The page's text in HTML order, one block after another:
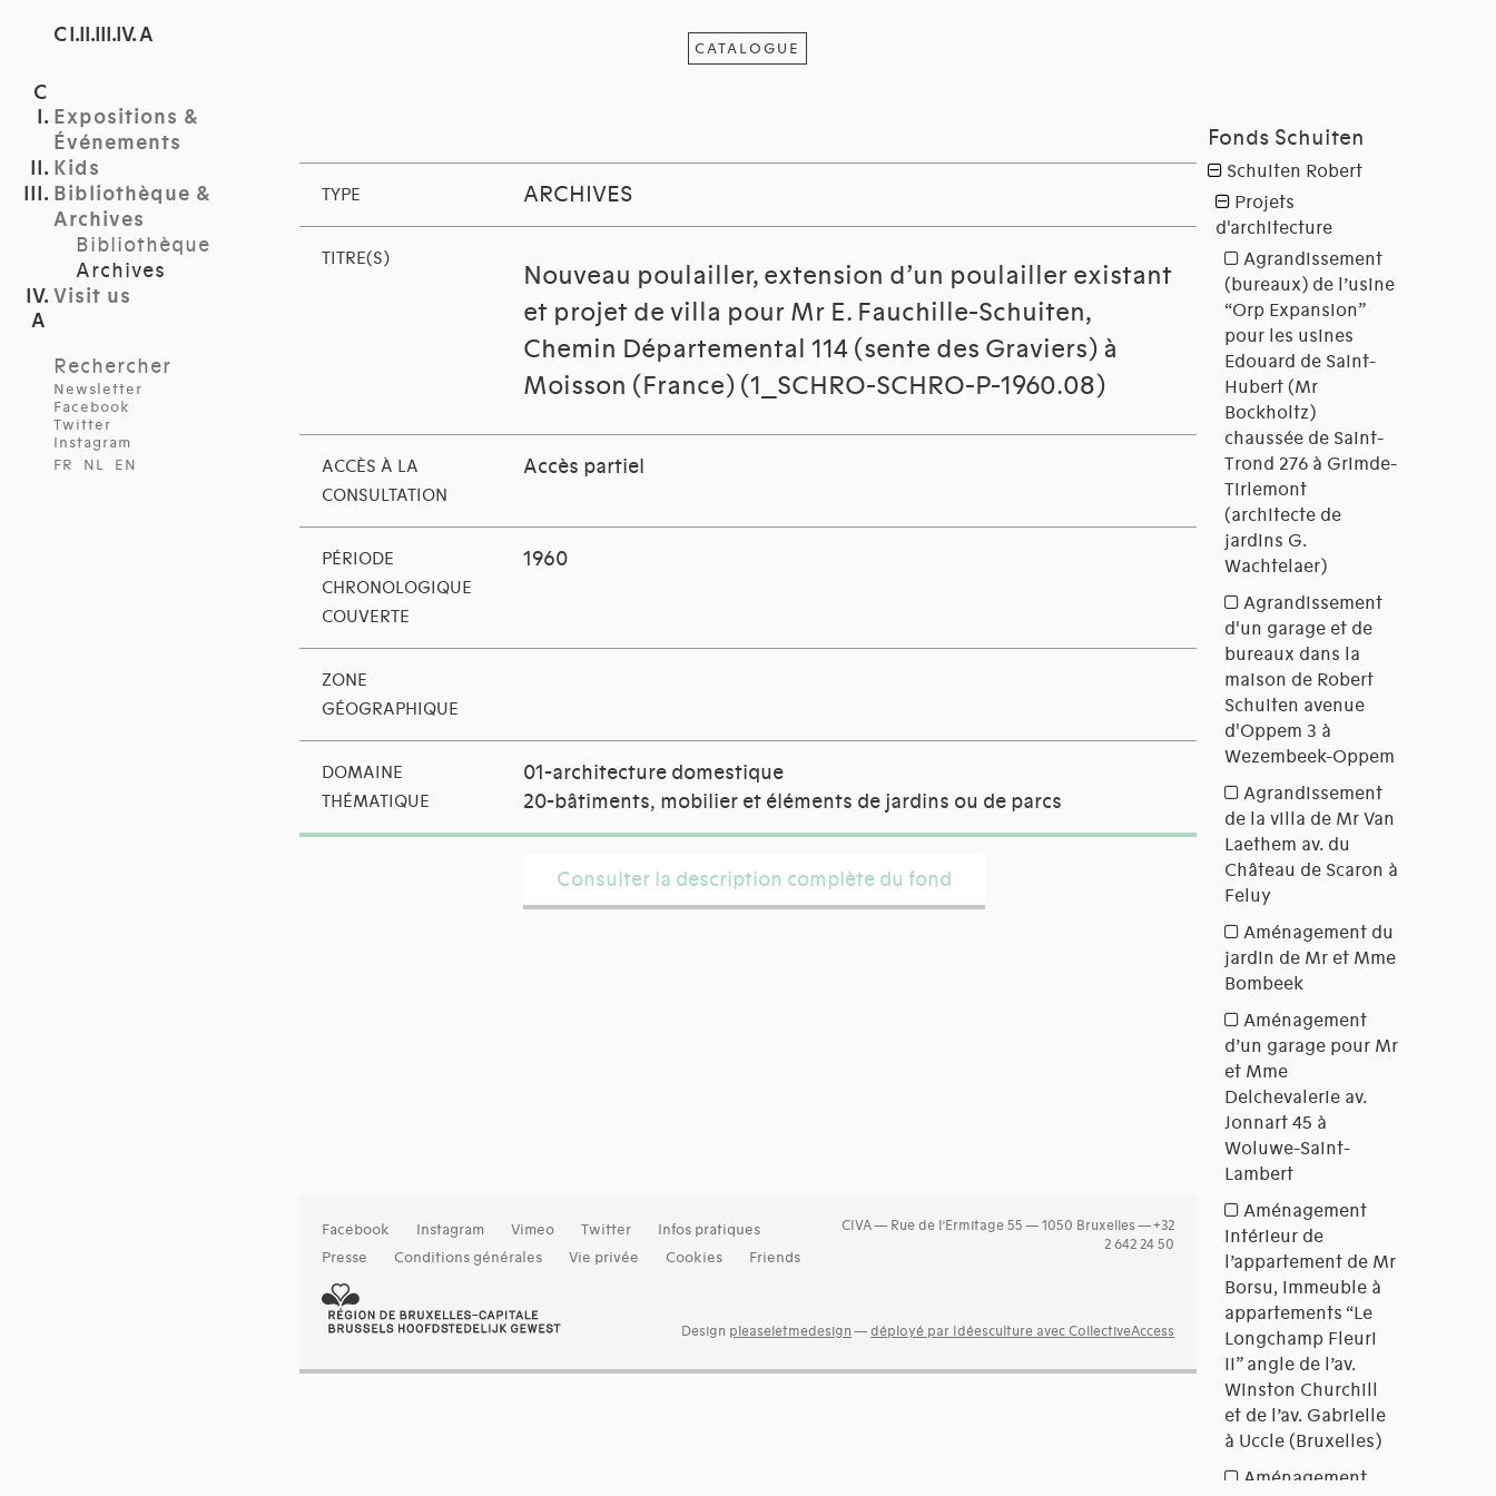
C I.II.III.IV. A
Expositions &
Événements
Kids
Bibliothèque &
Archives
Bibliothèque
Archives
Visit us
Rechercher
Newsletter
Facebook
Twitter
Instagram
FR
NL EN
CATALOGUE
TYPE ARCHIVES
TITRE(S)
Nouveau poulailler, extension d’un poulailler existant
et projet de villa pour Mr E. Fauchille-Schuiten,
Chemin Départemental 114 (sente des Graviers) à
Moisson (France) (1_SCHRO-SCHRO-P-1960.08)
ACCÈS À LA
CONSULTATION
Accès partiel
PÉRIODE
CHRONOLOGIQUE
COUVERTE
1960
ZONE
GÉOGRAPHIQUE
DOMAINE
THÉMATIQUE
01-architecture domestique
20-bâtiments, mobilier et éléments de jardins ou de parcs
Consulter la description complète du fond
Facebook Instagram Vimeo Twitter
Infos pratiques
Presse
Conditions générales Vie privée Cookies Friends
CIVA — Rue de l’Ermitage 55 — 1050 Bruxelles — +32
2 642 24 50
Design pleaseletmedesign —déployé par Idéesculture avec CollectiveAccess